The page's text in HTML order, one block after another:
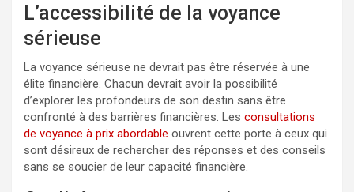
L’accessibilité de la voyance
sérieuse
La voyance sérieuse ne devrait pas être réservée à une
élite financière. Chacun devrait avoir la possibilité
d’explorer les profondeurs de son destin sans être
confronté à des barrières financières. Les consultations
de voyance à prix abordable ouvrent cette porte à ceux qui
sont désireux de rechercher des réponses et des conseils
sans se soucier de leur capacité financière.